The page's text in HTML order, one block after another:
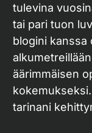
tulevina
tai pari tuon
blogini kanssa
äärimmäisen
tarinani